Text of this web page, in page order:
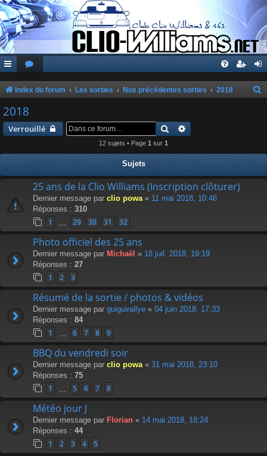
Index du forum Les sorties Nos précédentes sorties 2018
2018
Verrouillé Rechercher
12 sujets • Page 1 sur 1
Sujets
25 ans de la Clio Williams (Inscription clôturer)
Dernier message par clio powa « 11 mai 2018, 10:46
Réponses : 310
1 29 30 31 32
Photo officiel des 25 ans
Dernier message par Michaël « 18 juil. 2018, 19:19
Réponses : 27
1 2 3
Résumé de la sortie / photos & vidéos
Dernier message par guiguirallye « 04 juin 2018, 17:33
Réponses : 84
1 6 7 8 9
BBQ du vendredi soir
Dernier message par clio powa « 31 mai 2018, 23:10
Réponses : 75
1 5 6 7 8
Météo jour J
Dernier message par Florian « 14 mai 2018, 18:24
Réponses : 44
1 2 3 4 5